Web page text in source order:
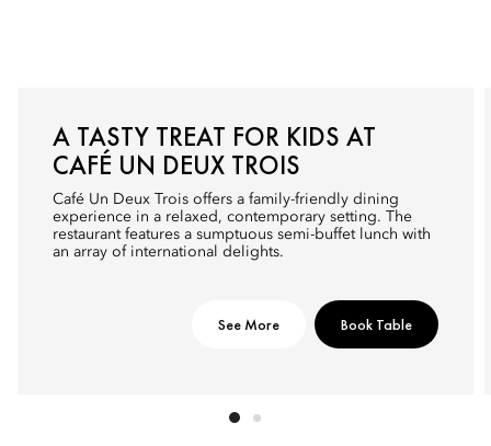
A TASTY TREAT FOR KIDS AT
CAFÉ UN DEUX TROIS
Café Un Deux Trois offers a family-friendly dining
experience in a relaxed, contemporary setting. The
restaurant features a sumptuous semi-buffet lunch with
an array of international delights.
See More Book Table